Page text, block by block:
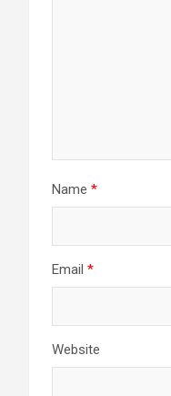
Name *
Email *
Website